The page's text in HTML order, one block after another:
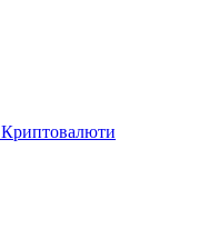
Криптовалюти